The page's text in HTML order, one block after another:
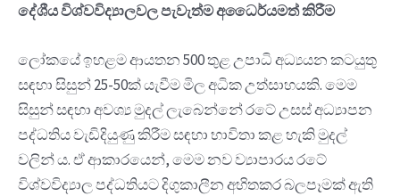
දේශීය විශ්වවිද්‍යාලවල පැවැත්ම අධෛර්යමත් කිරීම
ලෝකයේ ඉහළම ආයතන 500 තුළ උපාධි අධ්‍යයන කටයුතු
සඳහා සිසුන් 25-50ක් යැවීම මිල අධික උත්සාහයකි. මෙම
සිසුන් සඳහා අවශ්‍ය මුදල් ලැබෙන්නේ රටේ උසස් අධ්‍යාපන
පද්ධතිය වැඩිදියුණු කිරීම සඳහා භාවිතා කළ හැකි මුදල්
වලින් ය. ඒ ආකාරයෙන්, මෙම නව ව්‍යාපාරය රටේ
විශ්වවිද්‍යාල පද්ධතියට දිගුකාලීන අහිතකර බලපෑමක් ඇති